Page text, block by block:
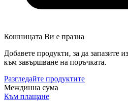
Кошницата Ви е празна
Добавете продукти, за да запазите
към завършване на поръчката.
Разгледайте продуктите
Междинна сума
Към плащане